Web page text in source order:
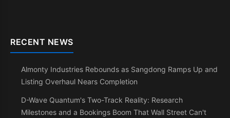
RECENT NEWS
Almonty Industries Rebounds as Sangdong Ramps Up and
Listing Overhaul Nears Completion
D-Wave Quantum's Two-Track Reality: Research
Milestones and a Bookings Boom That Wall Street Can't